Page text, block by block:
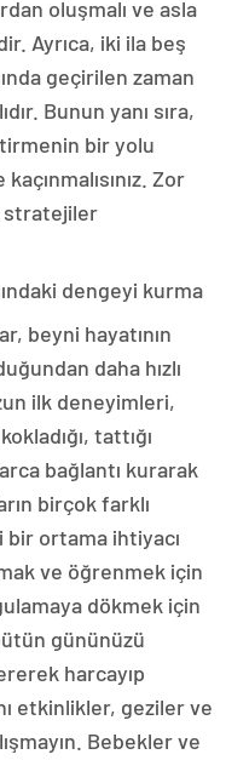
oluşmalı ve asla
Ayrıca, iki ila beş
geçirilen zaman
Bunun yanı sıra,
bir yolu
Zor
stratejiler
dengeyi kurma
beyni hayatının
daha hızlı
ilk deneyimleri,
tattığı
bağlantı kurarak
birçok farklı
ortama ihtiyacı
ve öğrenmek için
dökmek için
gününüzü
harcayıp
etkinlikler, geziler ve
Bebekler ve